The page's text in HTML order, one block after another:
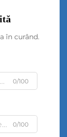
în curând.
0/100
0/100